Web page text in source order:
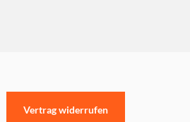
Vertrag widerrufen